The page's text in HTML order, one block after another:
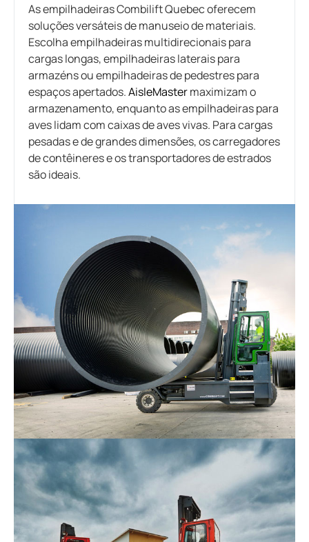
As empilhadeiras Combilift Quebec oferecem
soluções versáteis de manuseio de materiais.
Escolha empilhadeiras multidirecionais para
cargas longas, empilhadeiras laterais para
armazéns ou empilhadeiras de pedestres para
espaços apertados.AisleMastermaximizam o
armazenamento, enquanto as empilhadeiras para
aves lidam com caixas de aves vivas. Para cargas
pesadas e de grandes dimensões, os carregadores
de contêineres e os transportadores de estrados
são ideais.